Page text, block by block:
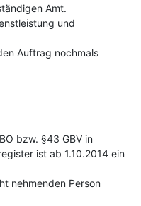
Amt.
und
Auftrag nochmals
bzw. §43 GBV in
ist ab 1.10.2014 ein
nehmenden Person